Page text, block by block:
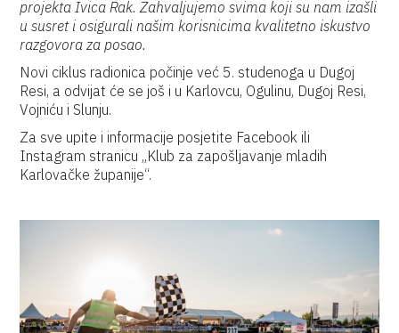
projekta Ivica Rak. Zahvaljujemo svima koji su nam izašli
u susret i osigurali našim korisnicima kvalitetno iskustvo
razgovora za posao.
Novi ciklus radionica počinje već 5. studenoga u Dugoj
Resi, a odvijat će se još i u Karlovcu, Ogulinu, Dugoj Resi,
Vojniću i Slunju.
Za sve upite i informacije posjetite Facebook ili
Instagram stranicu „Klub za zapošljavanje mladih
Karlovačke županije“.